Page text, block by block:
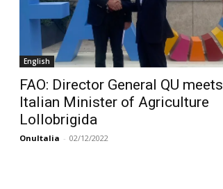
English
FAO: Director General QU meets
Italian Minister of Agriculture
Lollobrigida
OnuItalia - 02/12/2022